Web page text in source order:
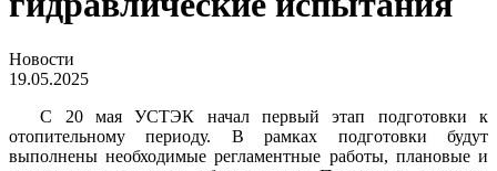
Новости
19.05.2025
С 20 мая УСТЭК начал первый этап подготовки к
отопительному периоду. В рамках подготовки будут
выполнены необходимые регламентные работы, плановые и